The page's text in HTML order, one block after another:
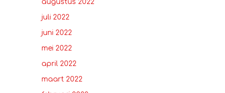
augustus 2022
juli 2022
juni 2022
mei 2022
april 2022
maart 2022